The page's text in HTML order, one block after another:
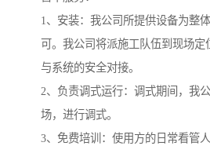
1、安装：我公司所提供设备为整
可。我公司将派施工队伍到现场
与系统的安全对接。
2、负责调式运行：调式期间，我
场，进行调式。
3、免费培训：使用方的日常看管